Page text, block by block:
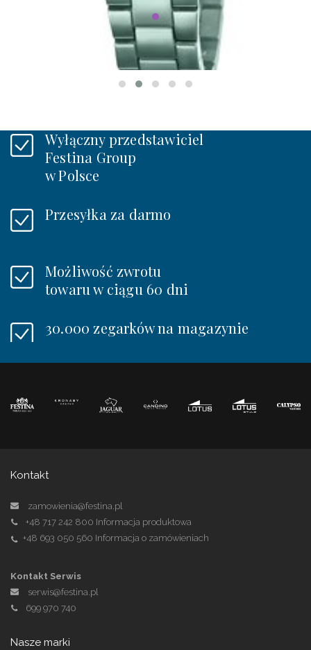
NA ZAMÓWIENIE
Wyłączny przedstawiciel
Festina Group
w Polsce
Przesyłka za darmo
Możliwość zwrotu
towaru w ciągu 60 dni
30.000 zegarków na magazynie
Kontakt
zamowienia@festina.pl
+48 717 242 800 Informacja produktowa
+48 693 050 560 Informacja o zamówieniach
Kontakt Serwis
serwis@festina.pl
699 970 740
Nasze marki